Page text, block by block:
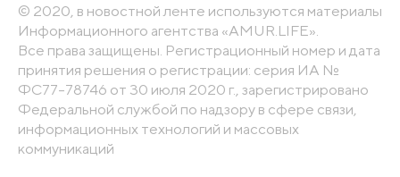
© 2020, в новостной ленте используются материалы
Информационного агентства «AMUR.LIFE».
Все права защищены. Регистрационный номер и дата
принятия решения о регистрации: серия ИА №
ФС77-78746 от 30 июля 2020 г., зарегистрировано
Федеральной службой по надзору в сфере связи,
информационных технологий и массовых
коммуникаций